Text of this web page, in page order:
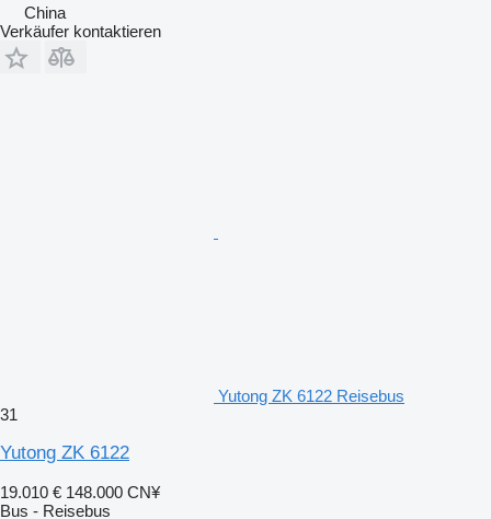
China
Verkäufer kontaktieren
Yutong ZK 6122 Reisebus
31
Yutong ZK 6122
19.010 € 148.000 CN¥
Bus - Reisebus